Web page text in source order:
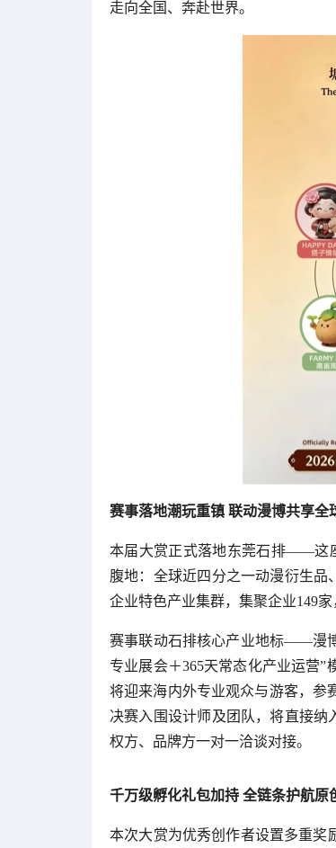
走向全国、奔赴世界。
赛事落地潮玩重镇 联动漫博共享全
本届大赏正式落地东莞石排——这
腹地：全球近四分之一动漫衍生品
企业特色产业集群，集聚企业149家
赛事联动石排核心产业地标——漫
专业展会＋365天常态化产业运营”
将迎来海内外专业观众与游客，参
决赛入围设计师及团队，将直接纳
权方、品牌方一对一洽谈对接。
千万级孵化礼包加持 全链条护航原
本次大赏为优秀创作者设置多重奖